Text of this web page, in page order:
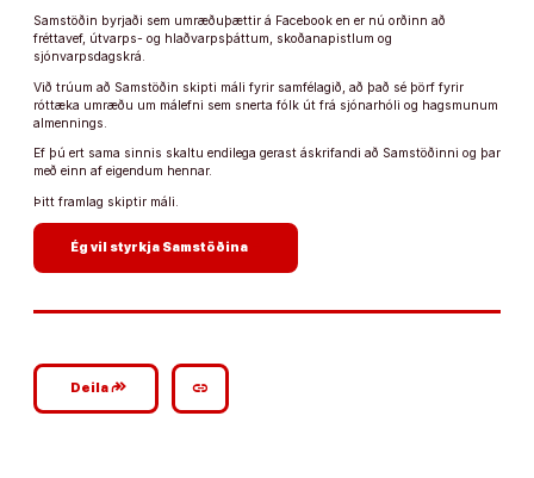
Samstöðin byrjaði sem umræðuþættir á Facebook en er nú orðinn að
fréttavef, útvarps- og hlaðvarpsþáttum, skoðanapistlum og
sjónvarpsdagskrá.
Við trúum að Samstöðin skipti máli fyrir samfélagið, að það sé þörf fyrir
róttæka umræðu um málefni sem snerta fólk út frá sjónarhóli og hagsmunum
almennings.
Ef þú ert sama sinnis skaltu endilega gerast áskrifandi að Samstöðinni og þar
með einn af eigendum hennar.
Þitt framlag skiptir máli.
Ég vil styrkja Samstöðina
Deilagoogle_plus_reshare link